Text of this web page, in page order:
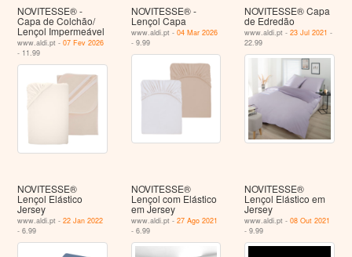
NOVITESSE® -
Capa de Colchão/
Lençol Impermeável
www.aldi.pt -07 Fev 2026
- 11.99
NOVITESSE® -
Lençol Capa
www.aldi.pt - 04 Mar 2026
- 9.99
NOVITESSE® Capa
de Edredão
www.aldi.pt -23 Jul 2021 -
22.99
NOVITESSE®
Lençol Elástico
Jersey
www.aldi.pt -22 Jan 2022
- 6.99
NOVITESSE®
Lençol com Elástico
em Jersey
www.aldi.pt - 27 Ago 2021
- 6.99
NOVITESSE®
Lençol Elástico em
Jersey
www.aldi.pt -08 Out 2021
- 9.99